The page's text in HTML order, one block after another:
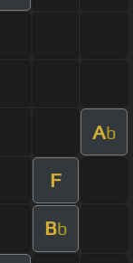
Ab
F
Bb